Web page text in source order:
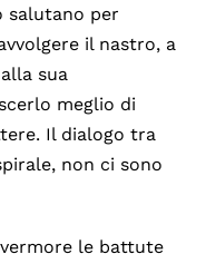
salutano per
il nastro, a
sua
meglio di
Il dialogo tra
non ci sono
le battute